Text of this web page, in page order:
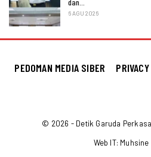
dan…
6 AGU 2026
PEDOMAN MEDIA SIBER
© 2026 - Detik Garuda
Web IT: Muhsine